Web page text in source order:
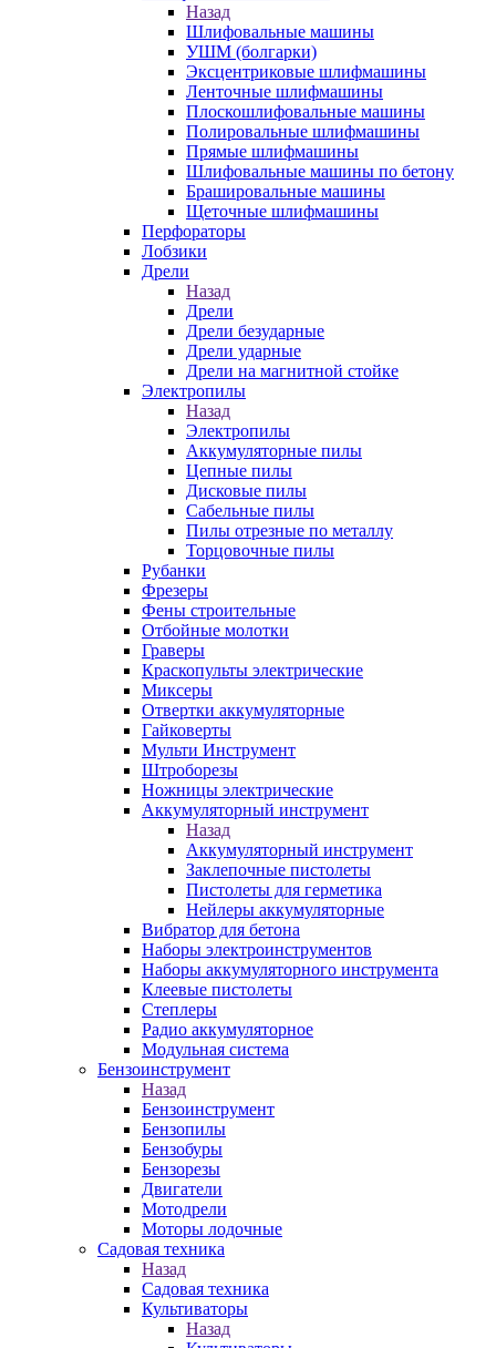
Назад
Шлифовальные машины
УШМ (болгарки)
Эксцентриковые шлифмашины
Ленточные шлифмашины
Плоскошлифовальные машины
Полировальные шлифмашины
Прямые шлифмашины
Шлифовальные машины по бетону
Брашировальные машины
Щеточные шлифмашины
Перфораторы
Лобзики
Дрели
Назад
Дрели
Дрели безударные
Дрели ударные
Дрели на магнитной стойке
Электропилы
Назад
Электропилы
Аккумуляторные пилы
Цепные пилы
Дисковые пилы
Сабельные пилы
Пилы отрезные по металлу
Торцовочные пилы
Рубанки
Фрезеры
Фены строительные
Отбойные молотки
Граверы
Краскопульты электрические
Миксеры
Отвертки аккумуляторные
Гайковерты
Мульти Инструмент
Штроборезы
Ножницы электрические
Аккумуляторный инструмент
Назад
Аккумуляторный инструмент
Заклепочные пистолеты
Пистолеты для герметика
Нейлеры аккумуляторные
Вибратор для бетона
Наборы электроинструментов
Наборы аккумуляторного инструмента
Клеевые пистолеты
Степлеры
Радио аккумуляторное
Модульная система
Бензоинструмент
Назад
Бензоинструмент
Бензопилы
Бензобуры
Бензорезы
Двигатели
Мотодрели
Моторы лодочные
Садовая техника
Назад
Садовая техника
Культиваторы
Назад